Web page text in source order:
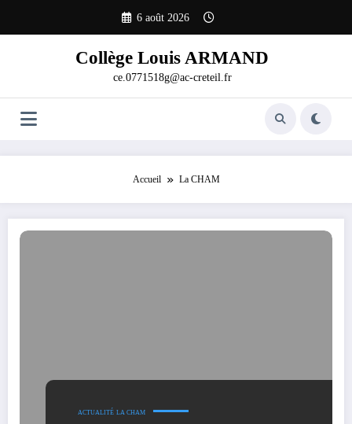
contenu
6 août 2026
Collège Louis ARMAND
ce.0771518g@ac-creteil.fr
Accueil La CHAM
ACTUALITÉ LA CHAM